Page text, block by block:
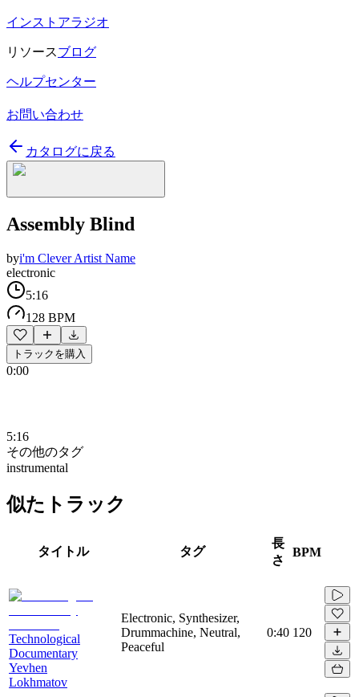
インストアラジオ
リソースブログ
ヘルプセンター
お問い合わせ
カタログに戻る
Assembly Blind
byi'm Clever Artist Name
electronic
5:16
128 BPM
トラックを購入
0:00
5:16
その他のタグ
instrumental
似たトラック
タイトル タグ
長
さ
BPM
Technological
Documentary
Yevhen
Lokhmatov
Electronic, Synthesizer,
Drummachine, Neutral,
Peaceful
0:40 120